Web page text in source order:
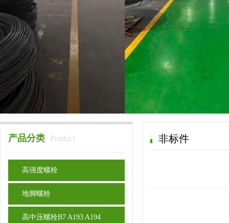
产品分类 Product
高强度螺栓
地脚螺栓
高中压螺栓B7 A193 A194
非标件